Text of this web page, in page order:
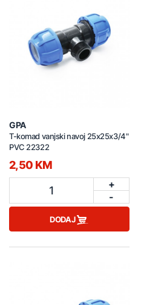
GPA
T-komad vanjski navoj 25x25x3/4"
PVC 22322
2,50 KM
1
+
-
DODAJ